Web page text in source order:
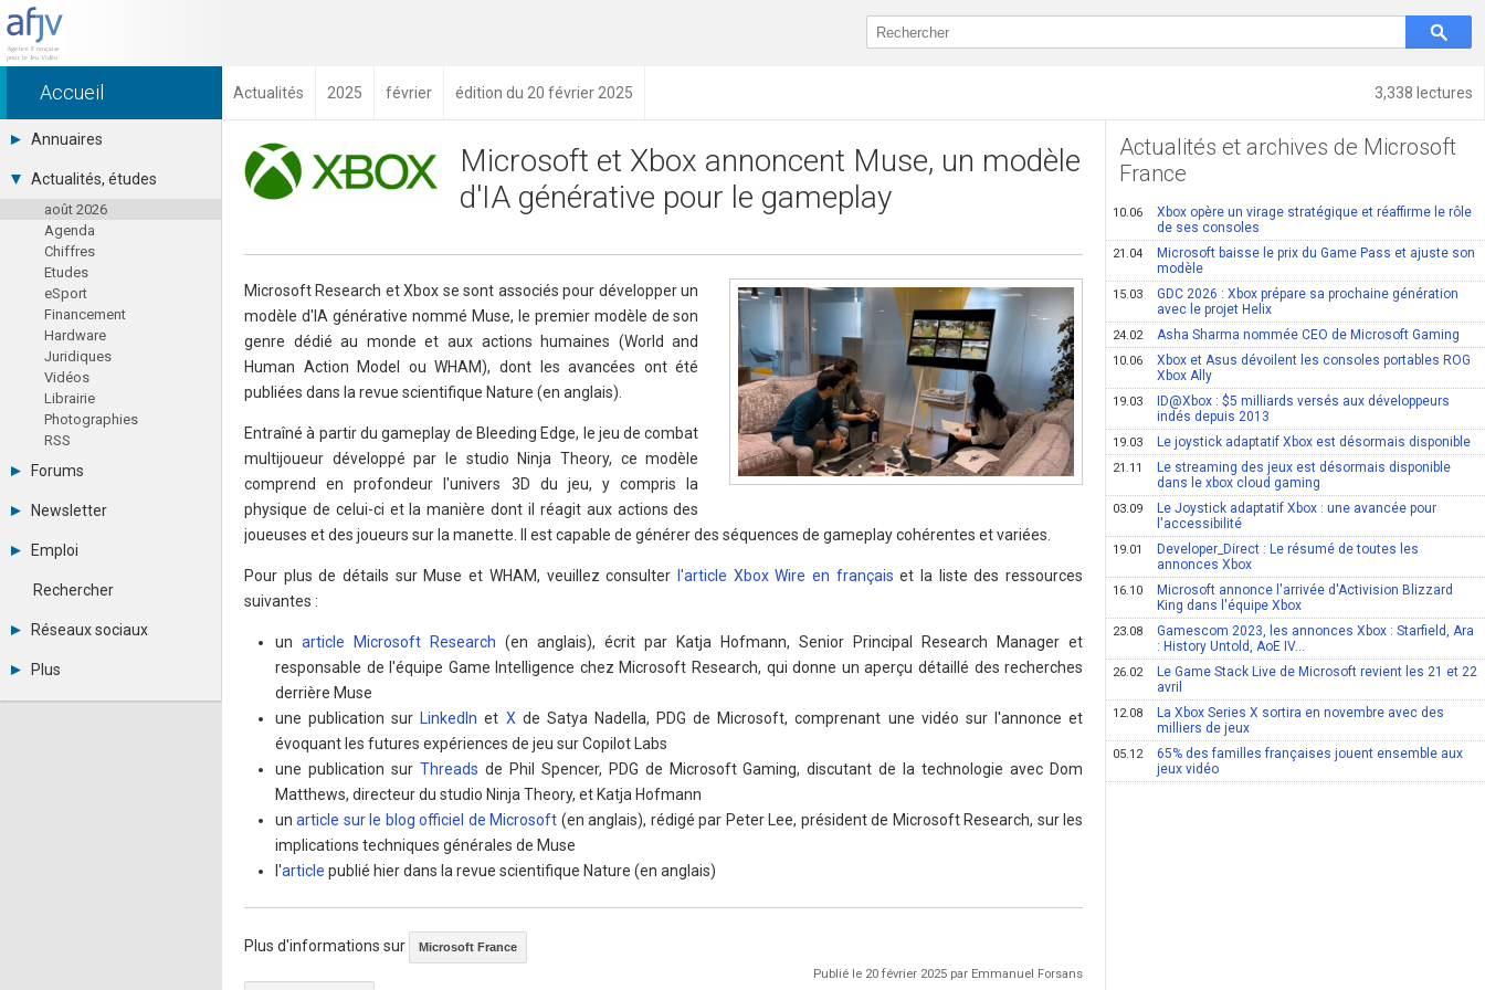
3,338 lectures
Accueil Actualités 2025 février édition du 20 février 2025
Annuaires
Toutes les sociétés (691)
Studios (418)
Editeurs (49)
Distributeurs (16)
Hard. / Accessoires (10)
Middlewares (15)
Prestataires (99)
Assoc. / Syndicats (21)
Formations / Ecoles (46)
Presse spécialisée (17)
Actualités, études
août 2026
Agenda
Chiffres
Etudes
eSport
Financement
Hardware
Juridiques
Vidéos
Librairie
Photographies
RSS
Forums
Tous les forums
Se connecter
Messages privés
Contacter un modérateur
Newsletter
Archives
Abonnement
Emploi
Consulter les annonces
Observatoire de l'emploi
Rechercher
Réseaux sociaux
LinkedIn
Plus
Annonceurs
Microsoft et Xbox annoncent Muse, un modèle
d'IA générative pour le gameplay
Microsoft Research et Xbox se sont associés pour développer un
modèle d'IA générative nommé Muse, le premier modèle de son
genre dédié au monde et aux actions humaines (World and
Human Action Model ou WHAM), dont les avancées ont été
publiées dans la revue scientifique Nature (en anglais).
Entraîné à partir du gameplay de Bleeding Edge, le jeu de combat
multijoueur développé par le studio Ninja Theory, ce modèle
comprend en profondeur l'univers 3D du jeu, y compris la
physique de celui-ci et la manière dont il réagit aux actions des
joueuses et des joueurs sur la manette. Il est capable de générer des séquences de gameplay cohérentes et variées.
Pour plus de détails sur Muse et WHAM, veuillez consulter l'article Xbox Wire en français et la liste des ressources
suivantes :
unarticle Microsoft Research (en anglais), écrit par Katja Hofmann, Senior Principal Research Manager et
responsable de l'équipe Game Intelligence chez Microsoft Research, qui donne un aperçu détaillé des recherches
derrière Muse
une publication sur LinkedIn et X de Satya Nadella, PDG de Microsoft, comprenant une vidéo sur l'annonce et
évoquant les futures expériences de jeu sur Copilot Labs
une publication sur Threads de Phil Spencer, PDG de Microsoft Gaming, discutant de la technologie avec Dom
Matthews, directeur du studio Ninja Theory, et Katja Hofmann
unarticle sur le blog officiel de Microsoft (en anglais), rédigé par Peter Lee, président de Microsoft Research, sur les
implications techniques générales de Muse
l'article publié hier dans la revue scientifique Nature (en anglais)
Plus d'informations sur Microsoft France
Publié le 20 février 2025 par Emmanuel Forsans
Actualités et archives de Microsoft
France
10.06
Xbox opère un virage stratégique et réaffirme le rôle
de ses consoles
21.04
Microsoft baisse le prix du Game Pass et ajuste son
modèle
15.03
GDC 2026 : Xbox prépare sa prochaine génération
avec le projet Helix
24.02 Asha Sharma nommée CEO de Microsoft Gaming
10.06
Xbox et Asus dévoilent les consoles portables ROG
Xbox Ally
19.03
ID@Xbox : $5 milliards versés aux développeurs
indés depuis 2013
19.03 Le joystick adaptatif Xbox est désormais disponible
21.11
Le streaming des jeux est désormais disponible
dans le xbox cloud gaming
03.09
Le Joystick adaptatif Xbox : une avancée pour
l'accessibilité
19.01
Developer_Direct : Le résumé de toutes les
annonces Xbox
16.10
Microsoft annonce l'arrivée d'Activision Blizzard
King dans l'équipe Xbox
23.08
Gamescom 2023, les annonces Xbox : Starfield, Ara
: History Untold, AoE IV...
26.02
Le Game Stack Live de Microsoft revient les 21 et 22
avril
12.08
La Xbox Series X sortira en novembre avec des
milliers de jeux
05.12
65% des familles françaises jouent ensemble aux
jeux vidéo